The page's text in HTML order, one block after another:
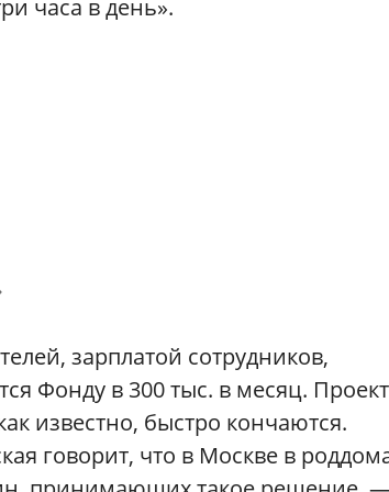
часа в день».
зарплатой сотрудников,
Фонду в 300 тыс. в месяц. Проект
известно, быстро кончаются.
говорит, что в Москве в